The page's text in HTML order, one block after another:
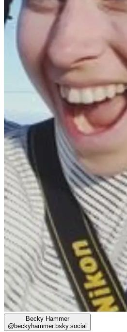
Becky Hammer
@ beckyhammer.bsky.social